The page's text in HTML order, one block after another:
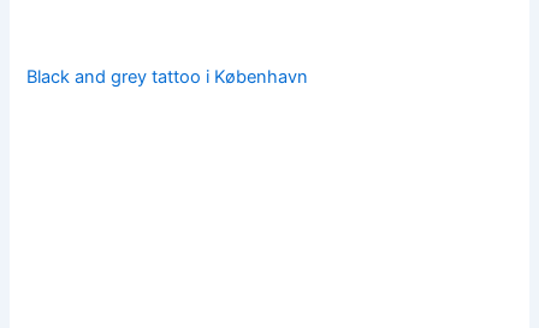
Black and grey tattoo i København